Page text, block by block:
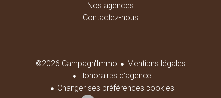
Nos agences
Contactez-nous
©2026 Campagn'Immo
Mentions légales
Honoraires d'agence
Changer ses préférences cookies